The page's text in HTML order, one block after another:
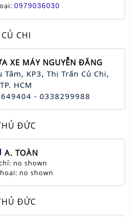
0979036030
CỦ CHI
XE MÁY NGUYỄN ĐĂNG
Tâm, KP3, Thị Trấn Củ Chi,
TP. HCM
- 0338299988
ĐỨC
A. TOÀN
no shown
no shown
ĐỨC